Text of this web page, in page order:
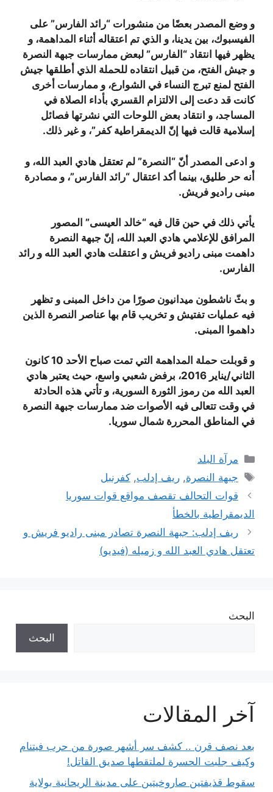
و وضع المصدر بعضًا من منشورات “رائد الفارس” على
الفيسبوك، بين يدينا، و الذي تم اعتقاله أثناء المداهمة، و
يظهر فيها انتقاد “الفارس” لبعض ممارسات جبهة النصرة
و جيش الفتح، من قبيل انتقاده للحملة الذي أطلقها جيش
الفتح لمنع تبرج النساء في الشوارع، و ممارسات أخرى
كانت قد دعت إلى الالتزام القسري بأداء الصلاة في
المساجد، و انتقاد بعض اللوحات التي نشرتها فصائل
إسلامية قالت فيها إنّ الديمقراطية كفر”، و غير ذلك.
و ادعى المصدر أنّ “النصرة” لم تعتقل هادي العبد الله، و
أنه حر طليق، بينما أكد اعتقال “رائد الفارس”، و مصادرة
مبنى راديو فريش.
يأتي ذلك في حين قال فيه “خالد العيسى” المصور
المرافق للإعلامي هادي العبد الله، إنّ جبهة النصرة
داهمت مبنى راديو فريش و اعتقلت هادي العبد الله و رائد
الفارس.
و بثّ ناشطون ميدانيون صورًا من داخل المبنى و تظهر
فيه عمليات تفتيش و تخريب قام بها عناصر النصرة الذين
داهموا المبنى.
و قوبلت حملة المداهمة التي تمت صباح الأحد 10 كانون
الثاني/يناير 2016، برفض شعبي واسع، حيث يعتبر هادي
العبد الله من رموز الثورة السورية، و تأتي هذه الحادثة
في وقت تتعالى فيه الأصوات ضد ممارسات جبهة النصرة
في المناطق المحررة شمال سوريا.
التصنيفات
مرآة البلد
الوسوم
جبهة النصرة,ريف إدلب,كفرنبل
قوات التحالف تقصف مواقع قوات سوريا
الديمقراطية بالخطأ
ريف إدلب: جبهة النصرة تصادر مبنى راديو فريش و
تعتقل هادي العبد الله و زميله (فيديو)
البحث
البحث
آخر المقالات
بعد نصف قرن .. كشف سر أشهر صورة من حرب فيتنام
وكيف جلبت الحسرة لملتقطها صديق القاتل!
سقوط قذيفتين صاروخيتين على مدينة الريحانية بولاية